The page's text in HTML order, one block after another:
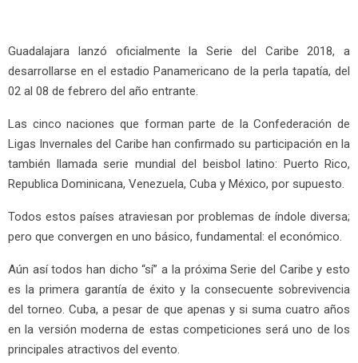
Guadalajara lanzó oficialmente la Serie del Caribe 2018, a
desarrollarse en el estadio Panamericano de la perla tapatía, del
02 al 08 de febrero del año entrante.
Las cinco naciones que forman parte de la Confederación de
Ligas Invernales del Caribe han confirmado su participación en la
también llamada serie mundial del beisbol latino: Puerto Rico,
Republica Dominicana, Venezuela, Cuba y México, por supuesto.
Todos estos países atraviesan por problemas de índole diversa;
pero que convergen en uno básico, fundamental: el económico.
Aún así todos han dicho “sí” a la próxima Serie del Caribe y esto
es la primera garantía de éxito y la consecuente sobrevivencia
del torneo. Cuba, a pesar de que apenas y si suma cuatro años
en la versión moderna de estas competiciones será uno de los
principales atractivos del evento.